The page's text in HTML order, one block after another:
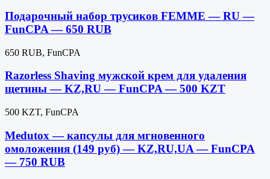
Подарочный набор трусиков FEMME — RU —
FunCPA — 650 RUB
650 RUB, FunCPA
Razorless Shaving мужской крем для удаления
щетины — KZ,RU — FunCPA — 500 KZT
500 KZT, FunCPA
Medutox — капсулы для мгновенного
омоложения (149 руб) — KZ,RU,UA — FunCPA
— 750 RUB